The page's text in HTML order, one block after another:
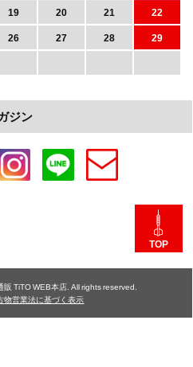
ジン
19 20 21
22
26 27 28
29
TOP
TiTO WEB本店. All rights reserved.
物営業法に基づく表示